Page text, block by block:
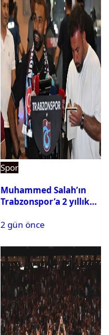
Spor
Muhammed Salah’ın
Trabzonspor’a 2 yıllık
2 gün önce